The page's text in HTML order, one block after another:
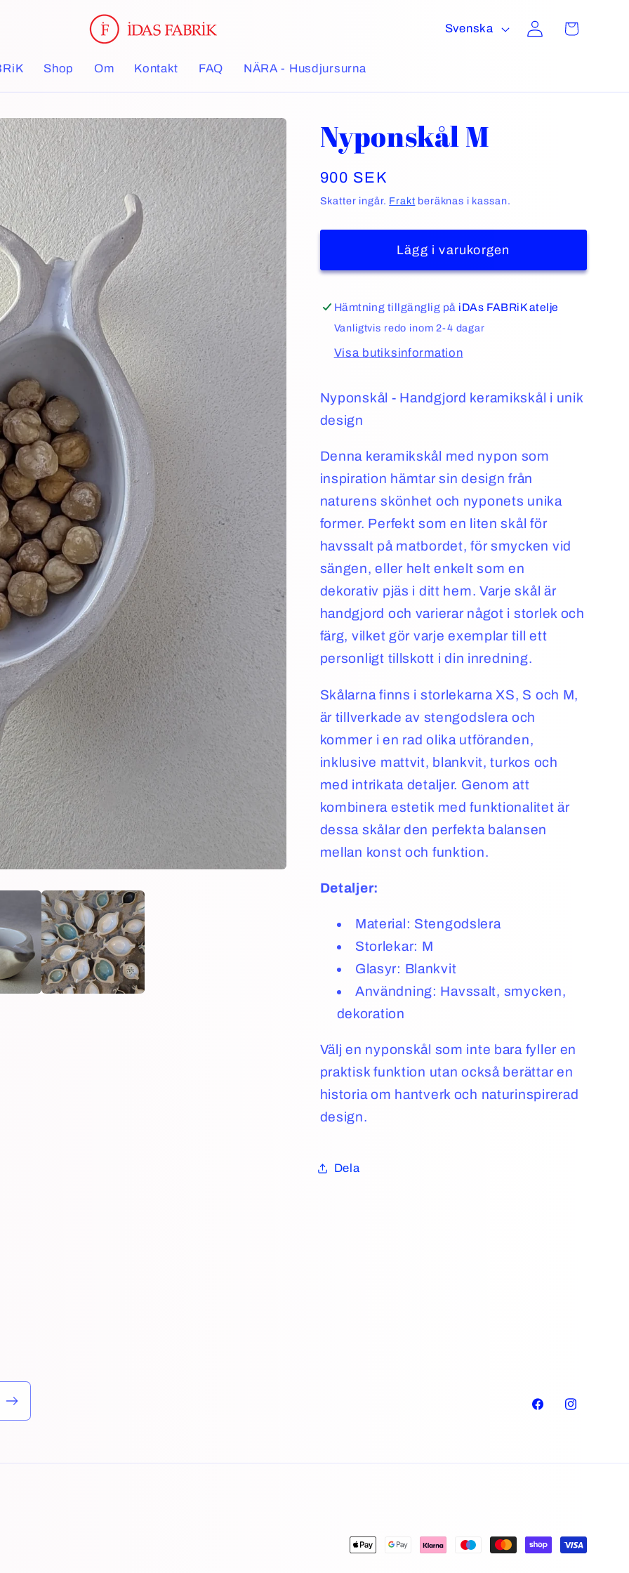
Shop Om Kontakt FAQ NÄRA - Husdjursurna
Svenska
Logga
Varukorg
Nyponskål M
Ordinarie
pris
900 SEK
Skatter ingår. Frakt beräknas i kassan.
Lägg i varukorgen
Hämtning tillgänglig på iDAs FABRiK atelje
Vanligtvis redo inom 2-4 dagar
Visa butiksinformation
Nyponskål - Handgjord keramikskål i unik
design
Denna keramikskål med nypon som
inspiration hämtar sin design från
naturens skönhet och nyponets unika
former. Perfekt som en liten skål för
havssalt på matbordet, för smycken vid
sängen, eller helt enkelt som en
dekorativ pjäs i ditt hem. Varje skål är
handgjord och varierar något i storlek och
färg, vilket gör varje exemplar till ett
personligt tillskott i din inredning.
Skålarna finns i storlekarna XS, S och M,
är tillverkade av stengodslera och
kommer i en rad olika utföranden,
inklusive mattvit, blankvit, turkos och
med intrikata detaljer. Genom att
kombinera estetik med funktionalitet är
dessa skålar den perfekta balansen
mellan konst och funktion.
Detaljer:
Material: Stengodslera
Storlekar: M
Glasyr: Blankvit
Användning: Havssalt, smycken,
dekoration
Välj en nyponskål som inte bara fyller en
praktisk funktion utan också berättar en
historia om hantverk och naturinspirerad
design.
Dela
FacebookInstagram
Betalningsmetoder